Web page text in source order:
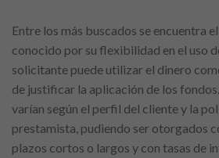
Entre los más buscados se encuentra
conocido por su flexibilidad en el uso
solicitante puede utilizar el dinero
de justificar la aplicación de los
varían según el perfil del cliente y la
prestamista, pudiendo ser otorgados
plazos cortos o largos y con tasas de